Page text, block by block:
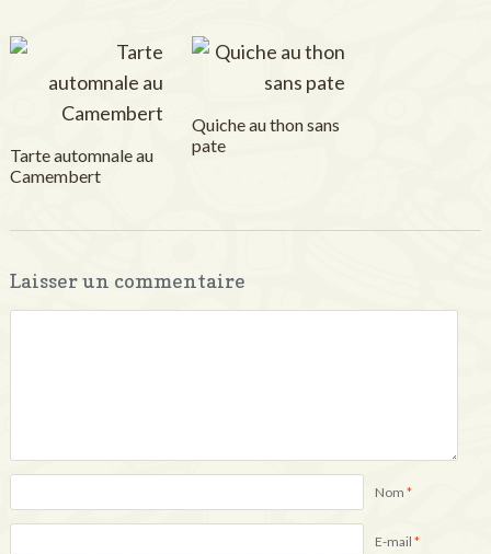
Tarte automnale au
Camembert
Quiche au thon sans
pate
Laisser un commentaire
Nom *
E-mail *